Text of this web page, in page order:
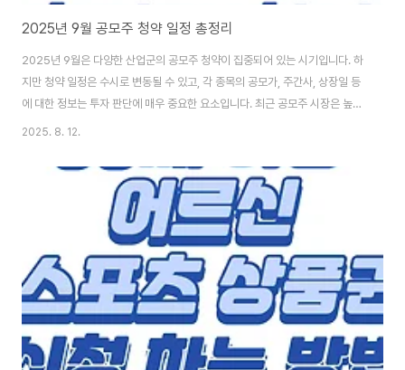
2025년 9월 공모주 청약 일정 총정리
2025년 9월은 다양한 산업군의 공모주 청약이 집중되어 있는 시기입니다. 하
지만 청약 일정은 수시로 변동될 수 있고, 각 종목의 공모가, 주간사, 상장일 등
에 대한 정보는 투자 판단에 매우 중요한 요소입니다. 최근 공모주 시장은 높은
경쟁률과 상장 후 주가 변동성으로 투자자들의 관심이 높아지고 있는 만큼, 정
정 한눈에 보기1) 9월 실권주 및 일반 공모주 청약 일정아래 표는 2025년 8월
말 기준으로 확정된 공모주 및 실권주 청약 일정을 정리한 것입니다. NH올원
리츠, 큐라클, 에스와이스틸텍 등 다양한 기업들이 9월 상장을 목표로 청약을
진행하며, 청약 일정은 보통 이틀간 진행됩니다. 2025년9월 공무주 일정표
보기 ?..
2025. 8. 12.